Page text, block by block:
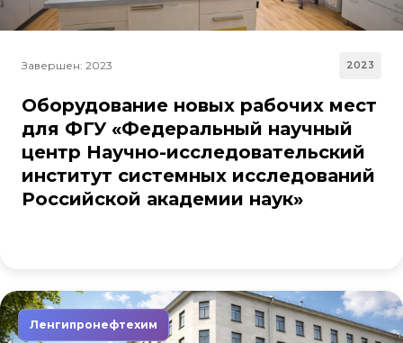
Завершен: 2023 2023
Оборудование новых рабочих мест
для ФГУ «Федеральный научный
центр Научно-исследовательский
институт системных исследований
Российской академии наук»
Ленгипронефтехим